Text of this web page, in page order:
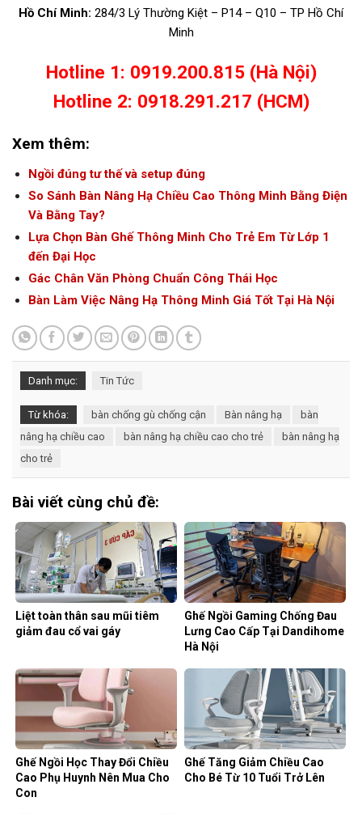
Hồ Chí Minh: 284/3 Lý Thường Kiệt – P14 – Q10 – TP Hồ Chí
Minh
Hotline 1: 0919.200.815 (Hà Nội)
Hotline 2: 0918.291.217 (HCM)
Xem thêm:
Ngồi đúng tư thế và setup đúng
So Sánh Bàn Nâng Hạ Chiều Cao Thông Minh Bằng Điện
Và Bằng Tay?
Lựa Chọn Bàn Ghế Thông Minh Cho Trẻ Em Từ Lớp 1
đến Đại Học
Gác Chân Văn Phòng Chuẩn Công Thái Học
Bàn Làm Việc Nâng Hạ Thông Minh Giá Tốt Tại Hà Nội
Danh mục: Tin Tức
Từ khóa: bàn chống gù chống cận Bàn nâng hạ
bàn
nâng hạ chiều cao
bàn nâng hạ chiều cao cho trẻ
bàn nâng hạ
cho trẻ
Bài viết cùng chủ đề:
Liệt toàn thân sau mũi tiêm
giảm đau cổ vai gáy
Ghế Ngồi Gaming Chống Đau
Lưng Cao Cấp Tại Dandihome
Hà Nội
Ghế Ngồi Học Thay Đổi Chiều
Cao Phụ Huynh Nên Mua Cho
Con
Ghế Tăng Giảm Chiều Cao
Cho Bé Từ 10 Tuổi Trở Lên